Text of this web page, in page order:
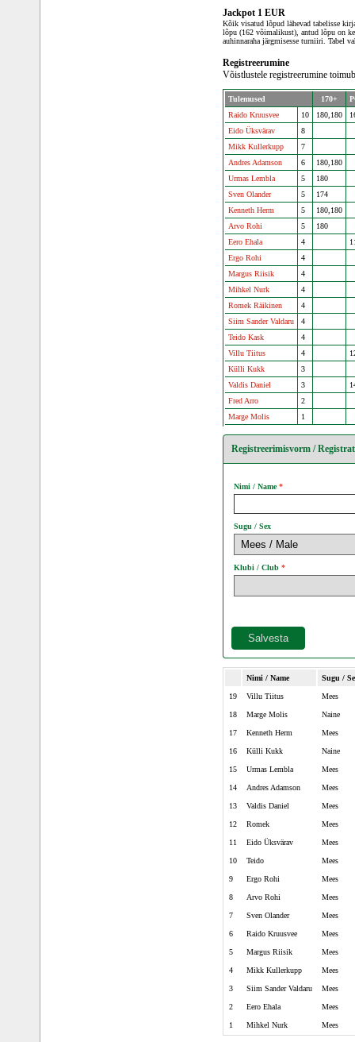
Jackpot 1 EUR
Kõik visatud lõpud lähevad tabelisse
lõpu (162 võimalikust), antud lõpu on
auhinnaraha järgmisesse turniiri. Tabel
Registreerumine
Võistlustele registreerumine
Tulemused 170+
Raido Kruusvee
10 180,180
Eido Üksvärav
8
Mikk Kullerkupp
7
Andres Adamson
6
180,180
Urmas Lembla
5
180
Sven Olander
5
174
Kenneth Herm
5
180,180
Arvo Rohi
5
180
Eero Ehala
4
Ergo Rohi
4
Margus Riisik
4
Mihkel Nurk
4
Romek Räikinen
4
Siim Sander Valdaru
4
Teido Kask
4
Villu Tiitus
4
Külli Kukk
3
Valdis Daniel
3
Fred Arro
2
Marge Molis
1
Registreerimisvorm /
Nimi / Name
Sugu / Sex
Klubi / Club
Nimi / Name Sugu /
19 Villu Tiitus Mees
18 Marge Molis Naine
17 Kenneth Herm Mees
16 Külli Kukk Naine
15 Urmas Lembla Mees
14 Andres Adamson Mees
13 Valdis Daniel Mees
12 Romek Mees
11 Eido Üksvärav Mees
10 Teido Mees
9 Ergo Rohi Mees
8 Arvo Rohi Mees
7 Sven Olander Mees
6 Raido Kruusvee Mees
5 Margus Riisik Mees
4 Mikk Kullerkupp Mees
3 Siim Sander Valdaru Mees
2 Eero Ehala Mees
1 Mihkel Nurk Mees